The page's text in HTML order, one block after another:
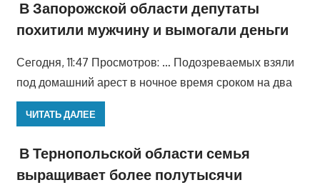
В Запорожской области депутаты
похитили мужчину и вымогали деньги
Сегодня, 11:47 Просмотров: … Подозреваемых взяли
под домашний арест в ночное время сроком на два
ЧИТАТЬ ДАЛЕЕ
В Тернопольской области семья
выращивает более полутысячи